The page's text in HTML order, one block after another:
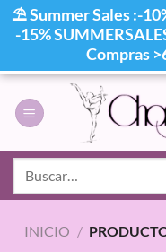
contenido
INICIO /
⛱ Summer Sales :-
-15%
Compras